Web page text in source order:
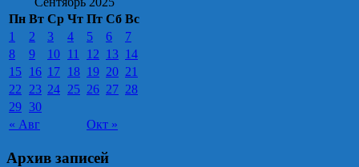
Пн Вт Ср Чт Пт Сб Вс
« Авг Окт »
1 2 3 4 5 6
7
8
9 10 11 12 13 14
15 16 17 18 19 20 21
22
23 24 25 26 27 28
29 30
Архив записей